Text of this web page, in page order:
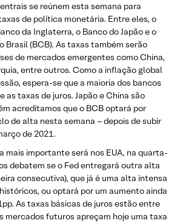
se reúnem esta semana para
de política monetária. Entre eles, o
da Inglaterra, o Banco do Japão e o
Brasil (BCB). As taxas também serão
de mercados emergentes como China,
entre outros. Como a inflação global
espera-se que a maioria dos bancos
as taxas de juros. Japão e China são
acreditamos que o BCB optará por
de alta nesta semana – depois de subir
de 2021.
mais importante será nos EUA, na quarta-
debatem se o Fed entregará outra alta
consecutiva), que já é uma alta intensa
ou optará por um aumento ainda
As taxas básicas de juros estão entre
mercados futuros apreçam hoje uma taxa